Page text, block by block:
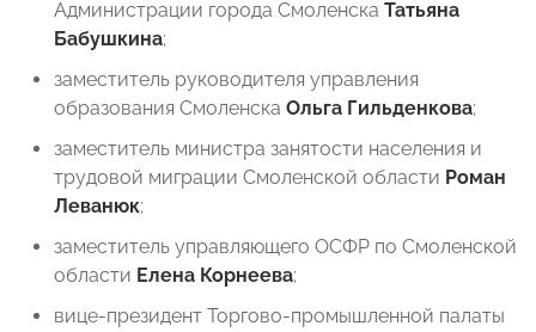
Администрации города Смоленска Татьяна
Бабушкина;
заместитель руководителя управления
образования Смоленска Ольга Гильденкова;
заместитель министра занятости населения и
трудовой миграции Смоленской области Роман
Леванюк;
заместитель управляющего ОСФР по Смоленской
области Елена Корнеева;
вице-президент Торгово-промышленной палаты